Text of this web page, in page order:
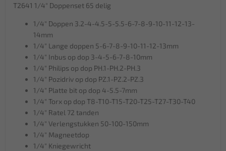
T2641 1/4" Doppenset 65 delig
1/4" Doppen 3.2-4-4.5-5-5.5-6-7-8-9-10-11-12-13-
14mm
1/4" Lange doppen 5-6-7-8-9-10-11-12-13mm
1/4" Inbus op dop 3-4-5-6-7-8-10mm
1/4" Philips op dop PH.1-PH.2-PH.3
1/4" Pozidriv op dop PZ.1-PZ.2-PZ.3
1/4" Platte bit op dop 4-5.5-7mm
1/4" Torx op dop T8-T10-T15-T20-T25-T27-T30-T40
1/4" Ratel 72 tanden
1/4" Verlengstukken 50-100-150mm
1/4" Magneetdop
1/4" Kniegewricht